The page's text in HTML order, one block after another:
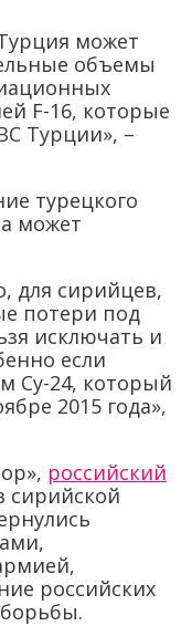
может
объемы
F-16, которые
Турции», –
турецкого
может
для сирийцев,
потери под
исключать и
если
Су-24, который
2015 года»,
российский
сирийской
российских